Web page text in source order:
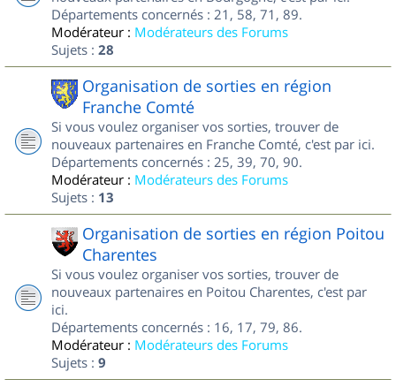
Départements concernés : 21, 58, 71, 89.
Modérateur : Modérateurs des Forums
Sujets : 28
Organisation de sorties en région
Franche Comté
Si vous voulez organiser vos sorties, trouver de
nouveaux partenaires en Franche Comté, c'est par ici.
Départements concernés : 25, 39, 70, 90.
Modérateur : Modérateurs des Forums
Sujets : 13
Organisation de sorties en région Poitou
Charentes
Si vous voulez organiser vos sorties, trouver de
nouveaux partenaires en Poitou Charentes, c'est par
ici.
Départements concernés : 16, 17, 79, 86.
Modérateur : Modérateurs des Forums
Sujets : 9